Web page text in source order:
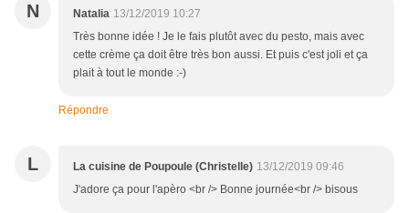
N Natalia 13/12/2019 10:27
Très bonne idée ! Je le fais plutôt avec du pesto, mais avec
cette crème ça doit être très bon aussi. Et puis c'est joli et ça
plait à tout le monde :-)
Répondre
L La cuisine de Poupoule (Christelle) 13/12/2019 09:46
J'adore ça pour l'apèro <br /> Bonne journée<br /> bisous